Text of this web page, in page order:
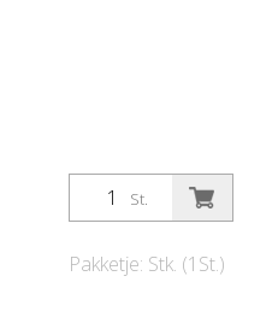
St.
Pakketje: Stk. (1St.)